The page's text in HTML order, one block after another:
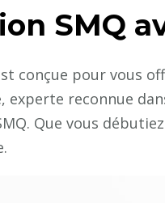
SMQ
conçue pour vous
reconnue
Que vous